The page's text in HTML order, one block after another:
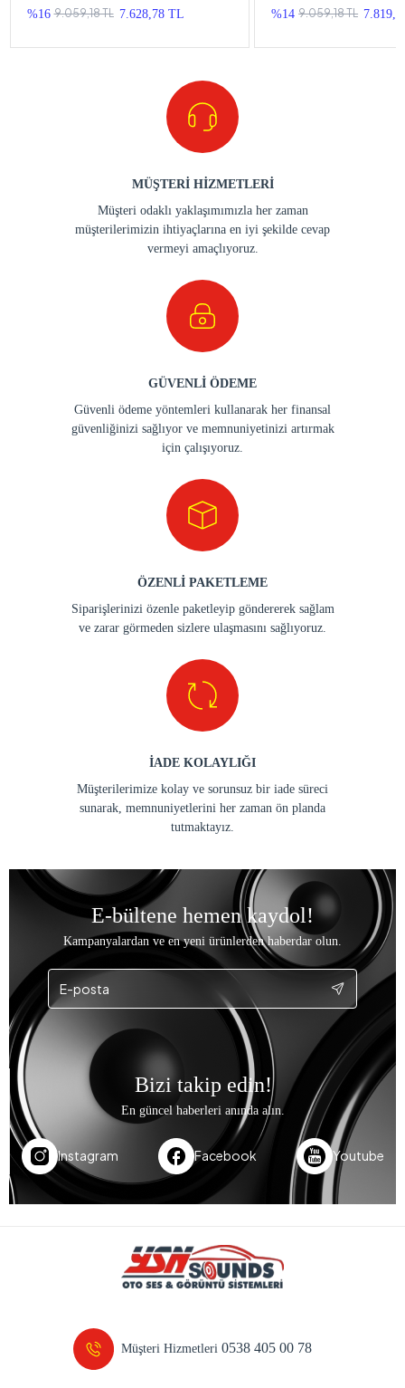
Teyp
%16 9.059,18 TL 7.628,78 TL
Teyp
%14 9.059,18 TL
MÜŞTERİ HİZMETLERİ
Müşteri odaklı yaklaşımımızla her zaman
müşterilerimizin ihtiyaçlarına en iyi şekilde cevap
vermeyi amaçlıyoruz.
GÜVENLİ ÖDEME
Güvenli ödeme yöntemleri kullanarak her finansal
güvenliğinizi sağlıyor ve memnuniyetinizi artırmak
için çalışıyoruz.
ÖZENLİ PAKETLEME
Siparişlerinizi özenle paketleyip göndererek sağlam
ve zarar görmeden sizlere ulaşmasını sağlıyoruz.
İADE KOLAYLIĞI
Müşterilerimize kolay ve sorunsuz bir iade süreci
sunarak, memnuniyetlerini her zaman ön planda
tutmaktayız.
E-bültene hemen kaydol!
Kampanyalardan ve en yeni ürünlerden haberdar olun.
Bizi takip edin!
En güncel haberleri anında alın.
Instagram Facebook Youtube
Müşteri Hizmetleri0538 405 00 78